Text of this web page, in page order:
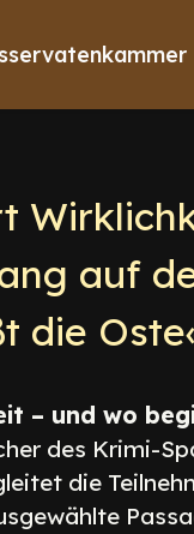
auf
die
– und wo
des Krimi-
die